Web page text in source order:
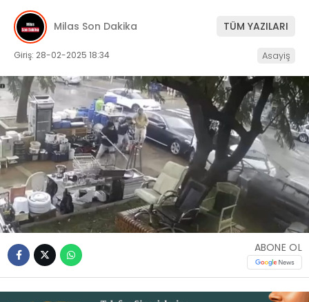
WhatsApp
İhbar Hattı
VEFAT
GENEL
KÜNYE
Milas Son Dakika TÜM YAZILARI
Giriş: 28-02-2025 18:34 Asayiş
ABONE OL